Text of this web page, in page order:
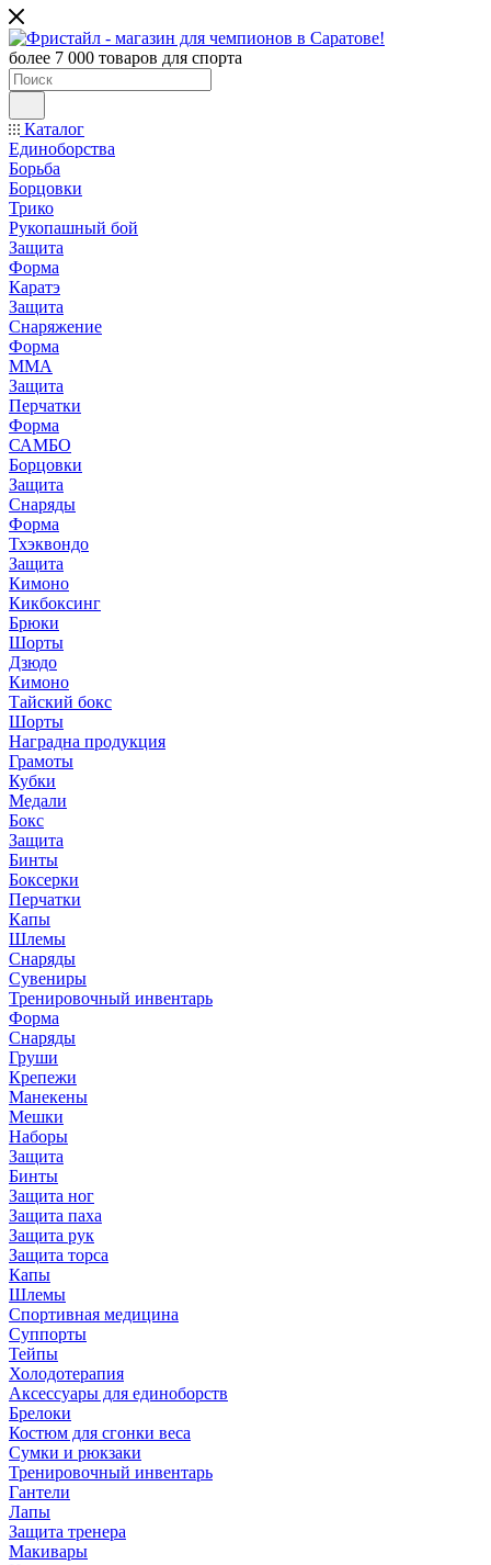
более 7 000 товаров для спорта
Каталог
Единоборства
Борьба
Борцовки
Трико
Рукопашный бой
Защита
Форма
Каратэ
Защита
Снаряжение
Форма
ММА
Защита
Перчатки
Форма
САМБО
Борцовки
Защита
Снаряды
Форма
Тхэквондо
Защита
Кимоно
Кикбоксинг
Брюки
Шорты
Дзюдо
Кимоно
Тайский бокс
Шорты
Наградна продукция
Грамоты
Кубки
Медали
Бокс
Защита
Бинты
Боксерки
Перчатки
Капы
Шлемы
Снаряды
Сувениры
Тренировочный инвентарь
Форма
Снаряды
Груши
Крепежи
Манекены
Мешки
Наборы
Защита
Бинты
Защита ног
Защита паха
Защита рук
Защита торса
Капы
Шлемы
Спортивная медицина
Суппорты
Тейпы
Холодотерапия
Аксессуары для единоборств
Брелоки
Костюм для сгонки веса
Сумки и рюкзаки
Тренировочный инвентарь
Гантели
Лапы
Защита тренера
Макивары